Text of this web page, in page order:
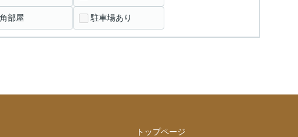
角部屋 駐車場あり
トップページ